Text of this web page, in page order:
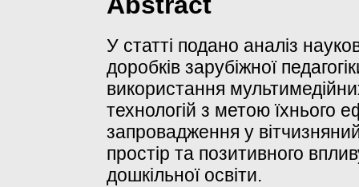
У статті подано аналіз
доробків зарубіжної
використання
технологій з метою їхнього
запровадження у вітчизняний
простір та позитивного
дошкільної освіти.